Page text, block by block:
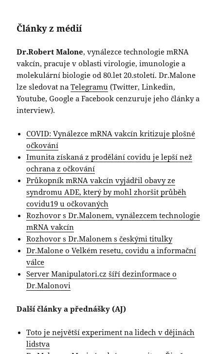
Články z médií
Dr.Robert Malone, vynálezce technologie mRNA
vakcín, pracuje v oblasti virologie, imunologie a
molekulární biologie od 80.let 20.století. Dr.Malone
lze sledovat naTelegramu (Twitter, Linkedin,
Youtube, Google a Facebook cenzuruje jeho články a
interview).
COVID: Vynálezce mRNA vakcín kritizuje plošné
očkování
Imunita získaná z prodělání covidu je lepší než
ochrana z očkování
Průkopník mRNA vakcín vyjádřil obavy ze
syndromu ADE, který by mohl zhoršit průběh
covidu19 u očkovaných
Rozhovor s Dr.Malonem, vynálezcem technologie
mRNA vakcín
Rozhovor s Dr.Malonem s českými titulky
Dr.Malone o Velkém resetu, covidu a informační
válce
Server Manipulatori.cz šíří dezinformace o
Dr.Malonovi
Další články a přednášky (AJ)
Toto je největší experiment na lidech v dějinách
lidstva